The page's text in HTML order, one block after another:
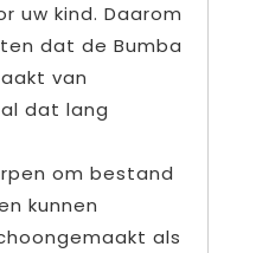
uw kind. Daarom
dat de Bumba
van
dat lang
om bestand
kunnen
als